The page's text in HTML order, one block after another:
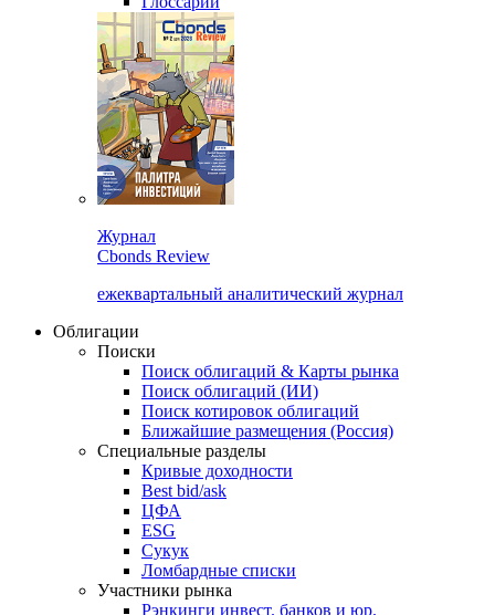
Research Hub
Сбондс-ТВ
Cbonds для СМИ
Глоссарий
Cbonds Review
ежеквартальный аналитический журнал
Облигации
Поиски
Поиск облигаций & Карты рынка
Поиск облигаций (ИИ)
Поиск котировок облигаций
Ближайшие размещения (Россия)
Специальные разделы
Кривые доходности
Best bid/ask
ЦФА
ESG